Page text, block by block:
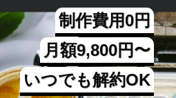
制作費用0円
月額9,800円〜
いつでも解約OK